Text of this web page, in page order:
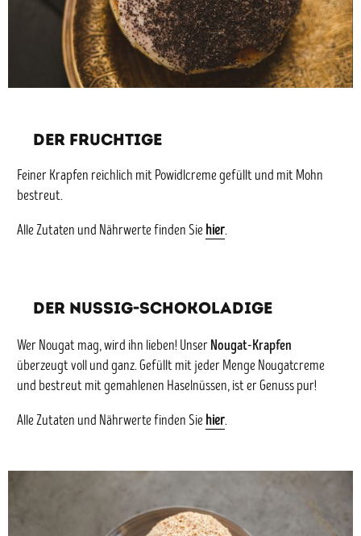
DER FRUCHTIGE
Feiner Krapfen reichlich mit Powidlcreme gefüllt und mit Mohn
bestreut.
Alle Zutaten und Nährwerte finden Sie hier.
DER NUSSIG-SCHOKOLADIGE
Wer Nougat mag, wird ihn lieben! Unser Nougat-Krapfen
überzeugt voll und ganz. Gefüllt mit jeder Menge Nougatcreme
und bestreut mit gemahlenen Haselnüssen, ist er Genuss pur!
Alle Zutaten und Nährwerte finden Sie hier.